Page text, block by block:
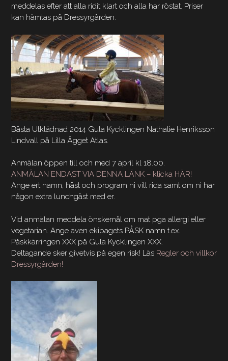
meddelas efter att alla ridit klart och alla har röstat. Priser
kan hämtas på Dressyrgården.
Bästa Utklädnad 2014 Gula Kycklingen Nathalie Henriksson
Lindvall på Lilla Ägget Atlas.
Anmälan öppen till och med 7 april kl 18.00.
ANMÄLAN ENDAST VIA DENNA LÄNK – klicka HÄR!
Ange ert namn, häst och program ni vill rida samt om ni har
någon extra lunchgäst med er.
Vid anmälan meddela önskemål om mat pga allergi eller
vegetarian. Ange även ekipagets PÅSK namn t.ex.
Påskkärringen XXX på Gula Kycklingen XXX.
Deltagande sker givetvis på egen risk! Läs Regler och villkor
Dressyrgården!